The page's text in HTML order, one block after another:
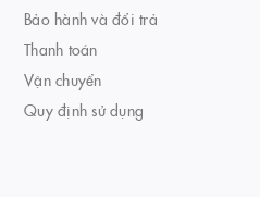
Bảo hành và đổi trả
Thanh toán
Vận chuyển
Quy định sử dụng